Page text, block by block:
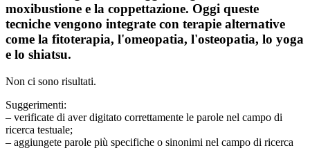
moxibustione e la coppettazione. Oggi queste
tecniche vengono integrate con terapie alternative
come la fitoterapia, l'omeopatia, l'osteopatia, lo yoga
e lo shiatsu.
Non ci sono risultati.
Suggerimenti:
– verificate di aver digitato correttamente le parole nel campo di
ricerca testuale;
– aggiungete parole più specifiche o sinonimi nel campo di ricerca